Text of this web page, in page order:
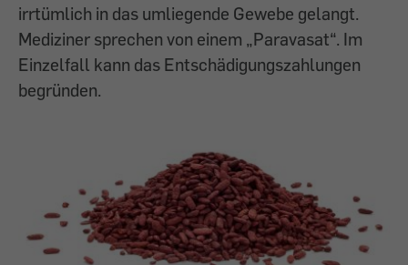
irrtümlich in das umliegende Gewebe gelangt.
Mediziner sprechen von einem „Paravasat“. Im
Einzelfall kann das Entschädigungszahlungen
begründen.